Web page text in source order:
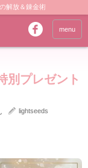
解放＆錬金術
menu
別プレゼント
lightseeds